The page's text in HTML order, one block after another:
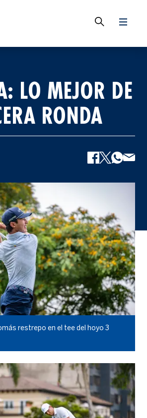
LO MEJOR DE
RONDA
restrepo en el tee del hoyo 3